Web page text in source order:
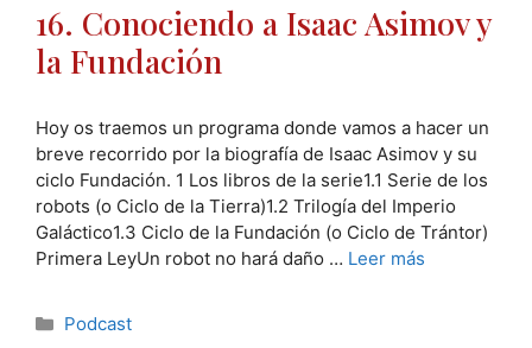
16. Conociendo a Isaac Asimov y
la Fundación
Hoy os traemos un programa donde vamos a hacer un
breve recorrido por la biografía de Isaac Asimov y su
ciclo Fundación. 1 Los libros de la serie1.1 Serie de los
robots (o Ciclo de la Tierra)1.2 Trilogía del Imperio
Galáctico1.3 Ciclo de la Fundación (o Ciclo de Trántor)
Primera LeyUn robot no hará daño … Leer más
Categorías
Podcast